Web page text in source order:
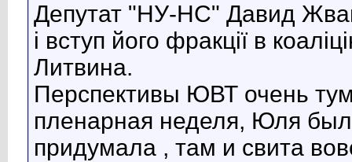
Депутат "НУ-НС" Давид
і вступ його фракції в
Литвина.
Перспективы ЮВТ очень
пленарная неделя, Юля
придумала , там и свита